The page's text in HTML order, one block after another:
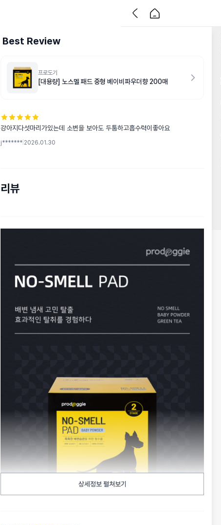
Best Review
프로도기
[대용량] 노스멜 패드 중형 베이비파우더향 200매
강아지다섯마리가있는데 소변을 보아도 두툼하고홉수력이좋아요
j******* 2026.01.30
리뷰
상세정보 펼쳐보기